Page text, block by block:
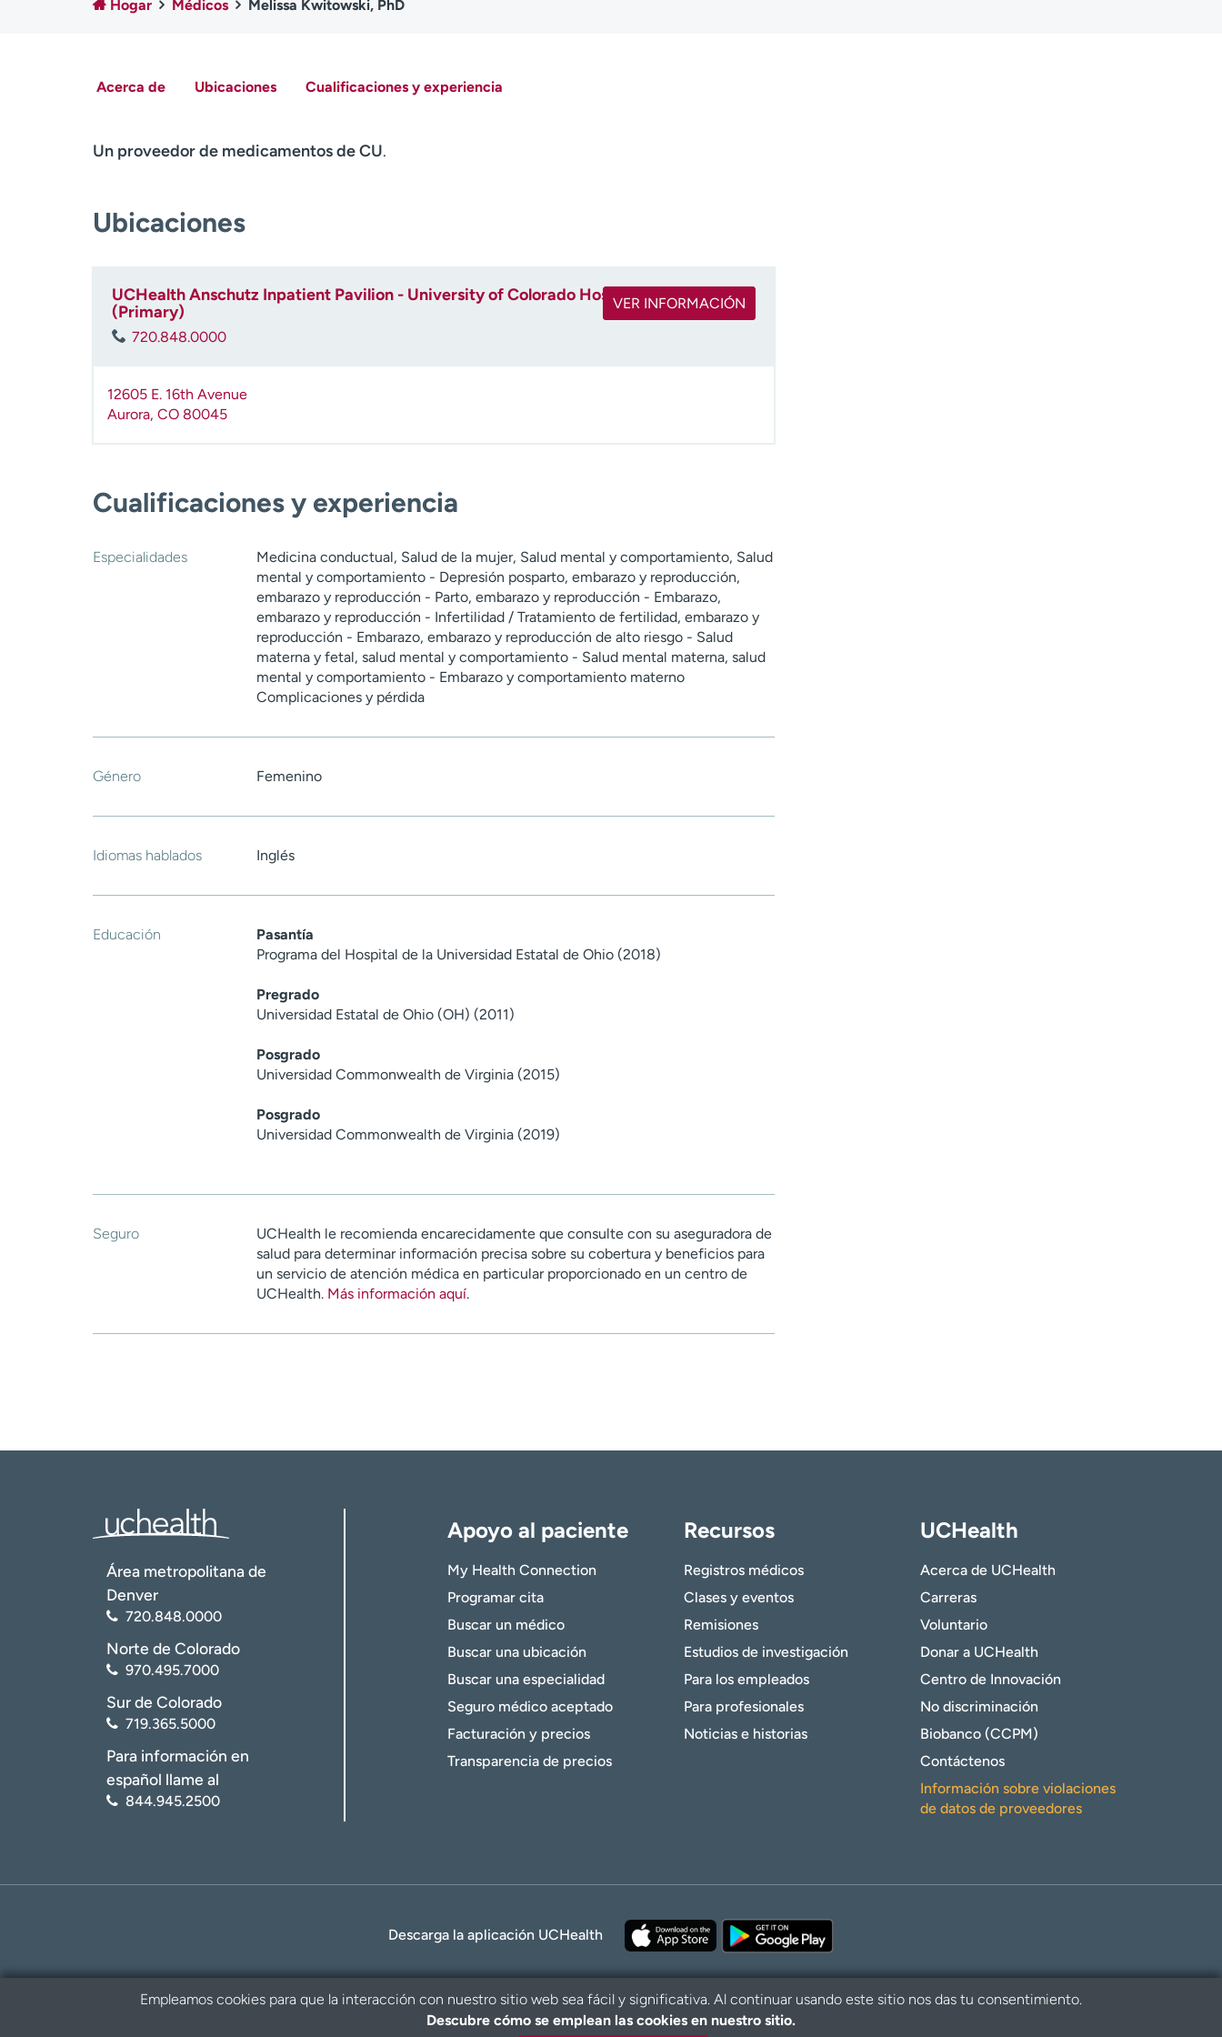
Hogar Médicos Melissa Kwitowski, PhD
Acerca de Ubicaciones Cualificaciones y experiencia
Un proveedor de medicamentos de CU.
Ubicaciones
UCHealth Anschutz Inpatient Pavilion - University of Colorado Hospital
(Primary)
720.848.0000
VER INFORMACIÓN
12605 E. 16th Avenue
Aurora, CO 80045
Cualificaciones y experiencia
Especialidades
Medicina conductual, Salud de la mujer, Salud mental y comportamiento, Salud
mental y comportamiento - Depresión posparto, embarazo y reproducción,
embarazo y reproducción - Parto, embarazo y reproducción - Embarazo,
embarazo y reproducción - Infertilidad / Tratamiento de fertilidad, embarazo y
reproducción - Embarazo, embarazo y reproducción de alto riesgo - Salud
materna y fetal, salud mental y comportamiento - Salud mental materna, salud
mental y comportamiento - Embarazo y comportamiento materno
Complicaciones y pérdida
Género Femenino
Idiomas hablados Inglés
Educación
Pasantía
Programa del Hospital de la Universidad Estatal de Ohio (2018)
Pregrado
Universidad Estatal de Ohio (OH) (2011)
Posgrado
Universidad Commonwealth de Virginia (2015)
Posgrado
Universidad Commonwealth de Virginia (2019)
Seguro
UCHealth le recomienda encarecidamente que consulte con su aseguradora de
salud para determinar información precisa sobre su cobertura y beneficios para
un servicio de atención médica en particular proporcionado en un centro de
UCHealth. Más información aquí.
Área metropolitana de
Denver
720.848.0000
Norte de Colorado
970.495.7000
Sur de Colorado
719.365.5000
Para información en
español llame al
844.945.2500
Apoyo al paciente
My Health Connection
Programar cita
Buscar un médico
Buscar una ubicación
Buscar una especialidad
Seguro médico aceptado
Facturación y precios
Transparencia de precios
Recursos
Registros médicos
Clases y eventos
Remisiones
Estudios de investigación
Para los empleados
Para profesionales
Noticias e historias
UCHealth
Acerca de UCHealth
Carreras
Voluntario
Donar a UCHealth
Centro de Innovación
No discriminación
Biobanco (CCPM)
Contáctenos
Información sobre violaciones
de datos de proveedores
Descarga la aplicación UCHealth
Empleamos cookies para que la interacción con nuestro sitio web sea fácil y significativa. Al continuar usando este sitio nos das tu consentimiento.
Descubre cómo se emplean las cookies en nuestro sitio.